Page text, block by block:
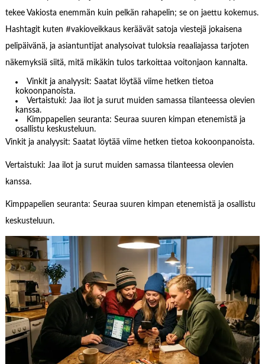
tekee Vakiosta enemmän kuin pelkän rahapelin; se on jaettu kokemus.
Hashtagit kuten #vakioveikkaus keräävät satoja viestejä jokaisena
pelipäivänä, ja asiantuntijat analysoivat tuloksia reaaliajassa tarjoten
näkemyksiä siitä, mitä mikäkin tulos tarkoittaa voitonjaon kannalta.
Vinkit ja analyysit: Saatat löytää viime hetken tietoa
kokoonpanoista.
Vertaistuki: Jaa ilot ja surut muiden samassa tilanteessa olevien
kanssa.
Kimppapelien seuranta: Seuraa suuren kimpan etenemistä ja
osallistu keskusteluun.
Vinkit ja analyysit: Saatat löytää viime hetken tietoa kokoonpanoista.
Vertaistuki: Jaa ilot ja surut muiden samassa tilanteessa olevien
kanssa.
Kimppapelien seuranta: Seuraa suuren kimpan etenemistä ja osallistu
keskusteluun.